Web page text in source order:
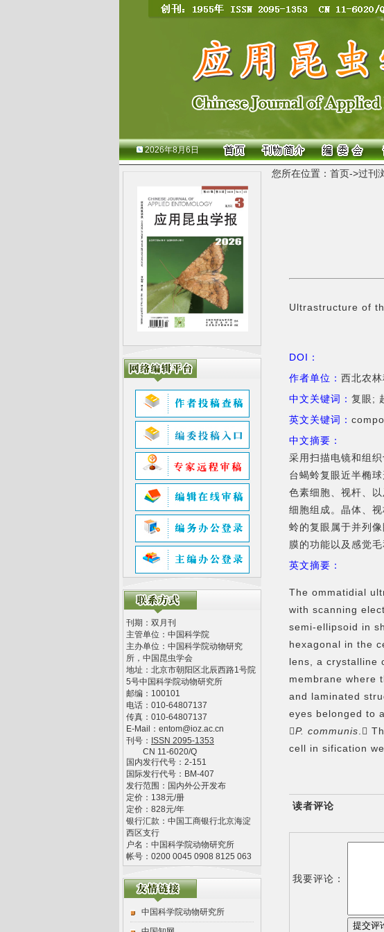
2026年8月6日
刊期：双月刊
主管单位： 中国科学院
主办单位： 中国科学院动物研究
所，中国昆虫学会
地址： 北京市朝阳区北辰西路1号院
5号中国科学院动物研究所
邮编： 100101
电话： 010-64807137
传真： 010-64807137
E-Mail： entom@ioz.ac.cn
刊号： ISSN 2095-1353
CN 11-6020/Q
国内发行代号： 2-151
国际发行代号： BM-407
发行范围：国内外公开发布
定价： 138元/册
定价： 828元/年
银行汇款：中国工商银行北京海淀
西区支行
户名：中国科学院动物研究所
帐号：0200 0045 0908 8125 063
中国科学院动物研究所
您所在位置： 首页->过刊
Ultrastructure of
DOI：
作者单位： 西北农
中文关键词： 复眼;
英文关键词：
中文摘要：
采用扫描电镜和组
台蝎蛉复眼近半椭
色素细胞、视杆、
细胞组成。晶体、
蛉的复眼属于并列
膜的功能以及感觉
英文摘要：
The ommatidial
with scanning
semi-ellipsoid in
hexagonal in the
lens, a crystalline
membrane where
and laminated
eyes belonged to
P. communis .
cell in sification
读者评论
我要评论：